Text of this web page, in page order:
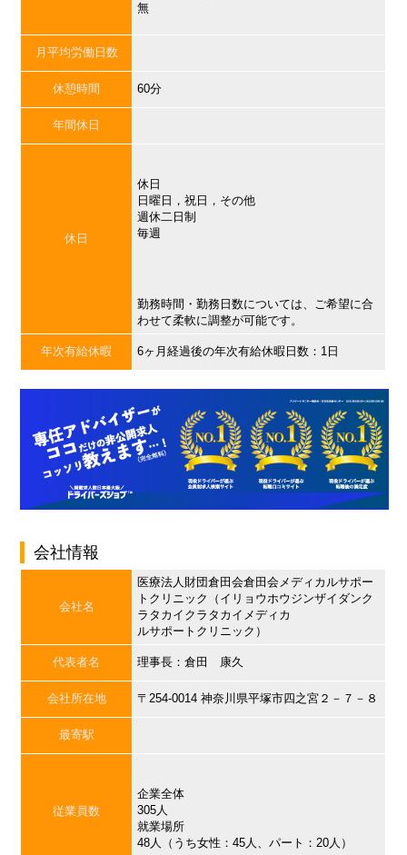
無
月平均労働日数
休憩時間 60分
年間休日
休日
休日
日曜日，祝日，その他
週休二日制
毎週
勤務時間・勤務日数については、ご希望に合
わせて柔軟に調整が可能です。
年次有給休暇 6ヶ月経過後の年次有給休暇日数：1日
会社情報
会社名
医療法人財団倉田会倉田会メディカルサポー
トクリニック（イリョウホウジンザイダンク
ラタカイクラタカイメディカ
ルサポートクリニック）
代表者名 理事長：倉田 康久
会社所在地 〒254-0014 神奈川県平塚市四之宮２－７－８
最寄駅
従業員数
企業全体
305人
就業場所
48人（うち女性：45人、パート：20人）